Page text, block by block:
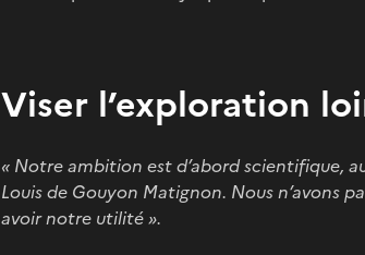
Viser l’exploration
« Notre ambition est d’abord scientifique,
Louis de Gouyon Matignon. Nous n’avons
avoir notre utilité ».